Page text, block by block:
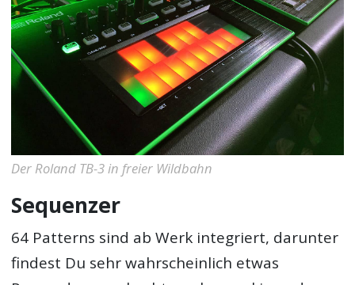
Der Roland TB-3 in freier Wildbahn
Sequenzer
64 Patterns sind ab Werk integriert, darunter
findest Du sehr wahrscheinlich etwas